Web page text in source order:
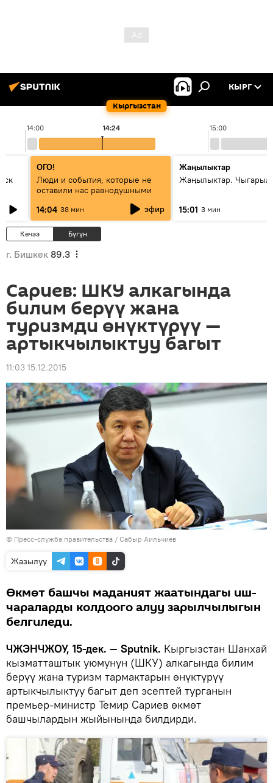
Кыргызстан
КЫРГ
14:00 15:00
14:24
ОГО!
Люди и события, которые не
оставили нас равнодушными
14:04 38 мин эфир
Жаңылыктар
Жаңылыктар.
15:01 3 мин
Кечээ Бүгүн
г. Бишкек 89.3
Сариев: ШКУ алкагында
билим берүү жана
туризмди өнүктүрүү —
артыкчылыктуу багыт
11:03 15.12.2015
© Пресс-служба правительства / Сабыр Аильчиев
Жазылуу
Өкмөт башчы маданият жаатындагы иш-
чараларды колдоого алуу зарылчылыгын
белгиледи.
ЧЖЭНЧЖОУ, 15-дек. — Sputnik. Кыргызстан Шанхай
кызматташтык уюмунун (ШКУ) алкагында билим
берүү жана туризм тармактарын өнүктүрүү
артыкчылыктуу багыт деп эсептей турганын
премьер-министр Темир Сариев өкмөт
башчылардын жыйынында билдирди.